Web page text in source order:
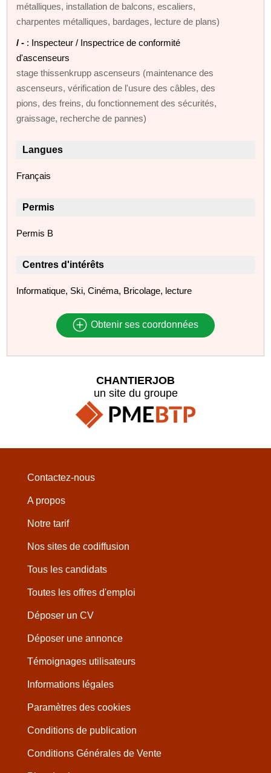
métalliques, installation de balcons, escaliers,
charpentes métalliques, bardages, lecture de plans)
/ - : Inspecteur / Inspectrice de conformité
d'ascenseurs
stage thissenkrupp ascenseurs (maintenance des
ascenseurs, vérification de l'usure des câbles, des
pions, des freins, du fonctionnement des sécurités,
graissage, recherche de pannes)
Langues
Français
Permis
Permis B
Centres d'intérêts
Informatique, Ski, Cinéma, Bricolage, lecture
Obtenir ses coordonnées
CHANTIERJOB
un site du groupe
Contactez-nous
A propos
Notre tarif
Nos sites de codiffusion
Tous les candidats
Toutes les offres d'emploi
Déposer un CV
Déposer une annonce
Témoignages utilisateurs
Informations légales
Paramètres des cookies
Conditions de publication
Conditions Générales de Vente